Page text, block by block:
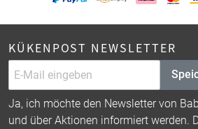
KÜKENPOST NEWSLETTER
Ja, ich möchte den Newsletter von
und über Aktionen informiert werden.